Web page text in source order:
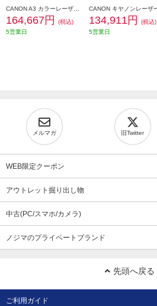
164,667円
(税込)
5営業日
134,911円
(税込)
5営業日
メルマガ 旧Twitter
WEB限定クーポン
アウトレット掘り出し物
中古(PC/スマホ/カメラ)
ノジマのプライベートブランド
先頭へ戻る
ご利用ガイド